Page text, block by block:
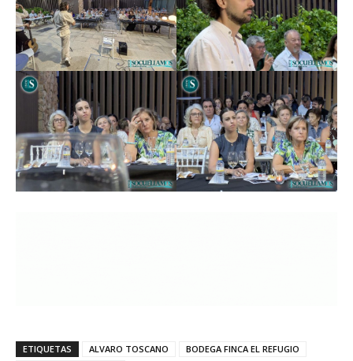
ETIQUETAS ALVARO TOSCANO
BODEGA FINCA EL REFUGIO